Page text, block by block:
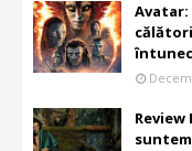
Avatar: